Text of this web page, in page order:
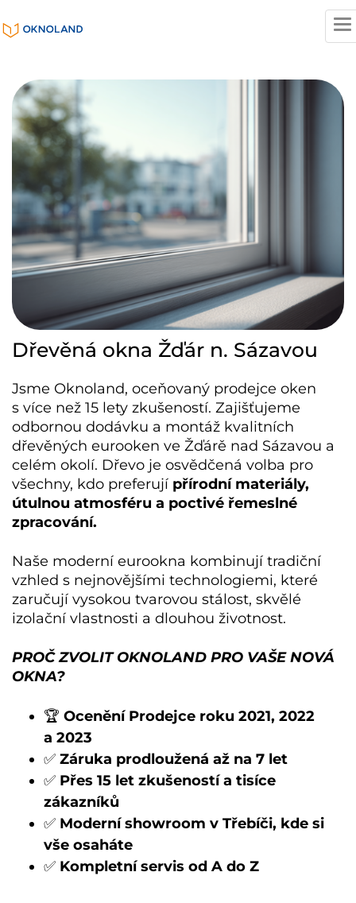
Dřevěná okna Žďár n. Sázavou
Jsme Oknoland, oceňovaný prodejce oken
s více než 15 lety zkušeností. Zajišťujeme
odbornou dodávku a montáž kvalitních
dřevěných eurooken ve Žďárě nad Sázavou a
celém okolí. Dřevo je osvědčená volba pro
všechny, kdo preferují přírodní materiály,
útulnou atmosféru a poctivé řemeslné
zpracování.
Naše moderní eurookna kombinují tradiční
vzhled s nejnovějšími technologiemi, které
zaručují vysokou tvarovou stálost, skvělé
izolační vlastnosti a dlouhou životnost.
PROČ ZVOLIT OKNOLAND PRO VAŠE NOVÁ
OKNA?
🏆 Ocenění Prodejce roku 2021, 2022
a 2023
✅ Záruka prodloužená až na 7 let
✅ Přes 15 let zkušeností a tisíce
zákazníků
✅ Moderní showroom v Třebíči, kde si
vše osaháte
✅ Kompletní servis od A do Z